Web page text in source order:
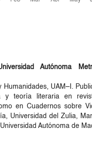
Autónoma
Humanidades, UAM–I.
y teoría literaria en
en Cuadernos sobre
Universidad del Zulia,
Autónoma de